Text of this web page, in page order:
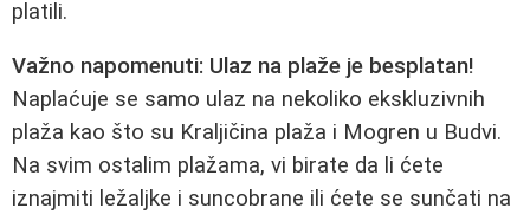
platili.
Važno napomenuti: Ulaz na plaže je besplatan!
Naplaćuje se samo ulaz na nekoliko ekskluzivnih
plaža kao što su Kraljičina plaža i Mogren u Budvi.
Na svim ostalim plažama, vi birate da li ćete
iznajmiti ležaljke i suncobrane ili ćete se sunčati na